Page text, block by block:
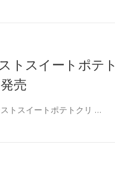
トスイートポテ
売
トスイートポテトクリ …